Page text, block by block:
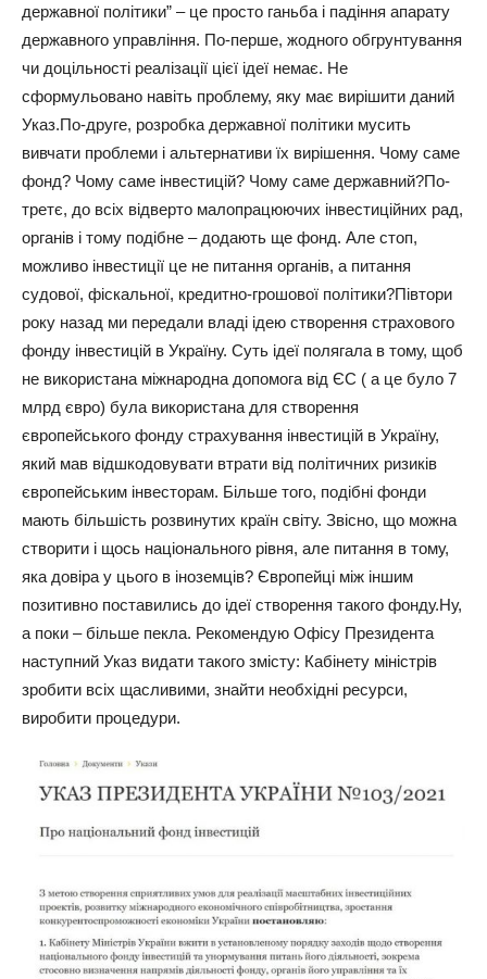
державної політики” – це просто ганьба і падіння апарату
державного управління. По-перше, жодного обгрунтування
чи доцільності реалізації цієї ідеї немає. Не
сформульовано навіть проблему, яку має вирішити даний
Указ.По-друге, розробка державної політики мусить
вивчати проблеми і альтернативи їх вирішення. Чому саме
фонд? Чому саме інвестицій? Чому саме державний?По-
третє, до всіх відверто малопрацюючих інвестиційних рад,
органів і тому подібне – додають ще фонд. Але стоп,
можливо інвестиції це не питання органів, а питання
судової, фіскальної, кредитно-грошової політики?Півтори
року назад ми передали владі ідею створення страхового
фонду інвестицій в Україну. Суть ідеї полягала в тому, щоб
не використана міжнародна допомога від ЄС ( а це було 7
млрд євро) була використана для створення
європейського фонду страхування інвестицій в Україну,
який мав відшкодовувати втрати від політичних ризиків
європейським інвесторам. Більше того, подібні фонди
мають більшість розвинутих країн світу. Звісно, що можна
створити і щось національного рівня, але питання в тому,
яка довіра у цього в іноземців? Європейці між іншим
позитивно поставились до ідеї створення такого фонду.Ну,
а поки – більше пекла. Рекомендую Офісу Президента
наступний Указ видати такого змісту: Кабінету міністрів
зробити всіх щасливими, знайти необхідні ресурси,
виробити процедури.